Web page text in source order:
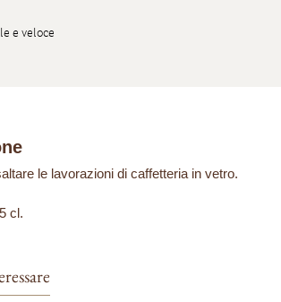
e veloce
le lavorazioni di caffetteria in vetro.
cl.